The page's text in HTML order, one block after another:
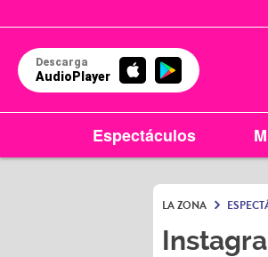
Descarga
AudioPlayer
Espectáculos
LA ZONA